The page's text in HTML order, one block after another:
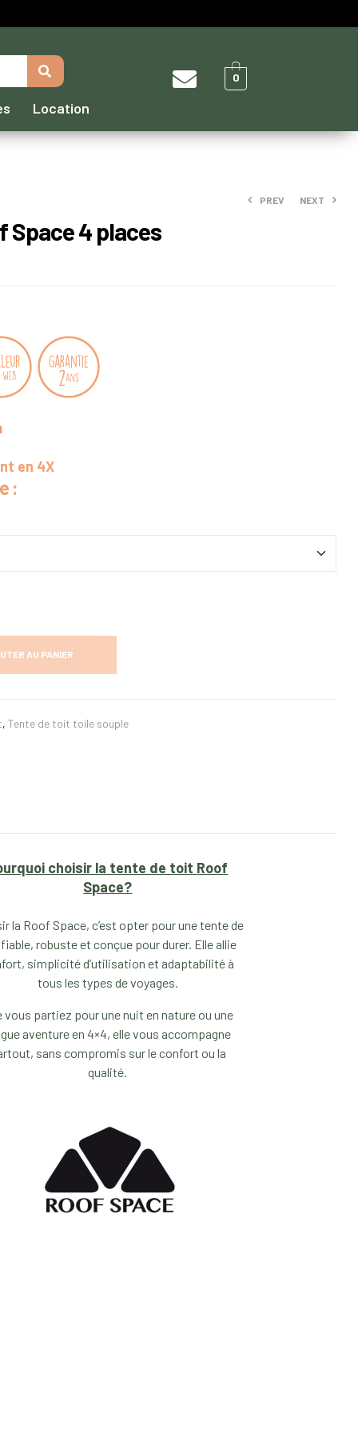
Location
0
PREV NEXT
Space 4 places
en 4X
:
AU PANIER
, Tente de toit toile souple
choisir la tente de toit Roof
Space?
la Roof Space, c’est opter pour une tente de
robuste et conçue pour durer. Elle allie
simplicité d’utilisation et adaptabilité à
tous les types de voyages.
vous partiez pour une nuit en nature ou une
aventure en 4×4, elle vous accompagne
sans compromis sur le confort ou la
qualité.